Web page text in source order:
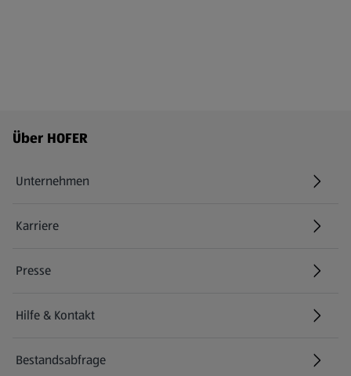
Fußzeilenmenü - weitere Links
Über HOFER
Unternehmen
Karriere
(öffnet in einem neuen Tab)
Presse
Hilfe & Kontakt
(öffnet in einem neuen Tab)
Bestandsabfrage
(öffnet in einem neuen Tab)